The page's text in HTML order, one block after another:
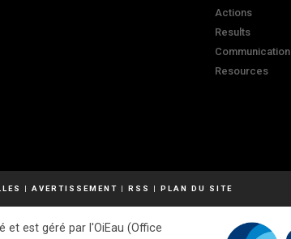
Actions
Results
Communication
Resources
| AVERTISSEMENT | RSS | PLAN DU SITE
et est géré par l'OiEau (Office